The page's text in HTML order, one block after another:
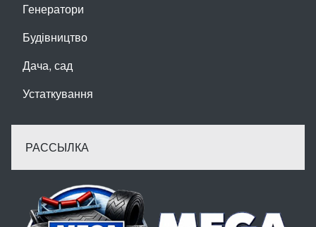
Генератори
Будівництво
Дача, сад
Устаткування
РАССЫЛКА